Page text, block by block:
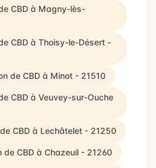
CBD à Magny-lès-
CBD à Thoisy-le-Désert -
de CBD à Minot - 21510
CBD à Veuvey-sur-Ouche
CBD à Lechâtelet - 21250
CBD à Chazeuil - 21260